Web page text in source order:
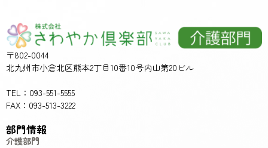
〒802-0044
北九州市小倉北区熊本2丁目10番10号内山第20ビル
TEL：093-551-5555
FAX：093-513-3222
部門情報
介護部門